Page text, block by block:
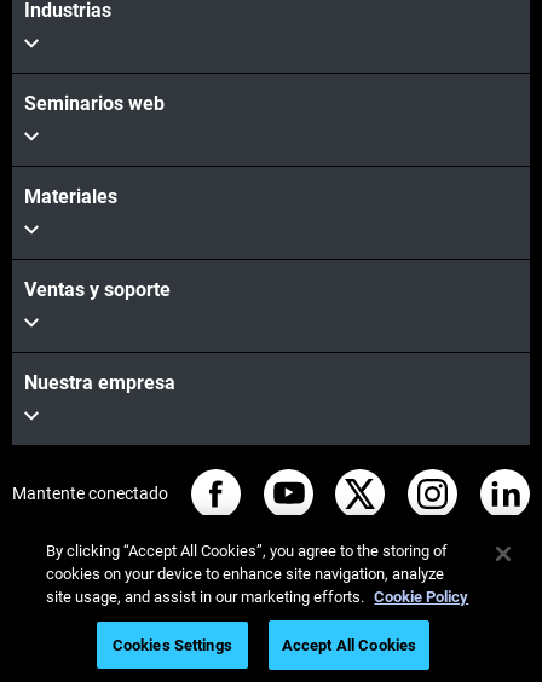
Industrias
Seminarios web
Materiales
Ventas y soporte
Nuestra empresa
Mantente conectado
© Stratasys 2026 Legal information
Privacy policy
REACH compliance
By clicking “Accept All Cookies”, you agree to the storing of
cookies on your device to enhance site navigation, analyze
site usage, and assist in our marketing efforts. Cookie Policy
Cookies Settings Accept All Cookies